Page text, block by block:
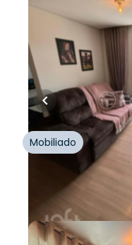
quartos•
Apartamento •
Luiz De Camões,
Hamburgo/RS
Rua Luiz de Camões
Hamburgo
Mobiliado
999184
R$460.000,00